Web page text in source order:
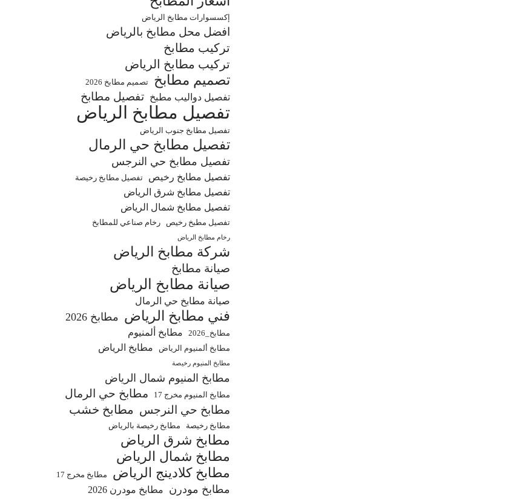
إكسسوارات مطابخ الرياض
افضل محل مطابخ بالرياض
تركيب مطابخ
تركيب مطابخ الرياض
تصميم مطابخ تصميم مطابخ 2026
تفصيل دواليب مطبخ تفصيل مطابخ
تفصيل مطابخ الرياض
تفصيل مطابخ جنوب الرياض
تفصيل مطابخ حي الرمال
تفصيل مطابخ حي النرجس
تفصيل مطابخ رخيص تفصيل مطابخ رخيصة
تفصيل مطابخ شرق الرياض
تفصيل مطابخ شمال الرياض
تفصيل مطبخ رخيص رخام صناعي للمطابخ
رخام مطابخ الرياض
شركة مطابخ الرياض
صيانة مطابخ
صيانة مطابخ الرياض
صيانة مطابخ حي الرمال
فني مطابخ الرياض مطابخ 2026
مطابخ_2026 مطابخ ألمنيوم
مطابخ ألمنيوم الرياض مطابخ الرياض
مطابخ المنيوم رخيصة
مطابخ المنيوم شمال الرياض
مطابخ المنيوم مخرج 17
مطابخ حي الرمال
مطابخ حي النرجس مطابخ خشب
مطابخ رخيصة مطابخ رخيصة بالرياض
مطابخ شرق الرياض
مطابخ شمال الرياض
مطابخ كلادينج الرياض
مطابخ مخرج 17
مطابخ مودرن مطابخ مودرن 2026